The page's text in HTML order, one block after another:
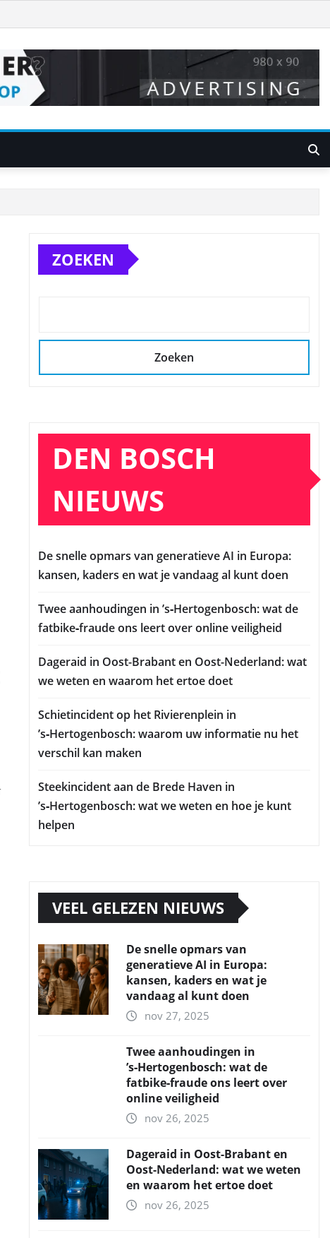
ZOEKEN
Zoeken
DEN BOSCH
NIEUWS
De snelle opmars van generatieve AI in Europa:
kansen, kaders en wat je vandaag al kunt doen
Twee aanhoudingen in ’s‑Hertogenbosch: wat de
fatbike‑fraude ons leert over online veiligheid
Dageraid in Oost-Brabant en Oost-Nederland: wat
we weten en waarom het ertoe doet
Schietincident op het Rivierenplein in
’s‑Hertogenbosch: waarom uw informatie nu het
verschil kan maken
Steekincident aan de Brede Haven in
’s‑Hertogenbosch: wat we weten en hoe je kunt
helpen
VEEL GELEZEN NIEUWS
De snelle opmars van
generatieve AI in Europa:
kansen, kaders en wat je
vandaag al kunt doen
nov 27, 2025
Twee aanhoudingen in
’s‑Hertogenbosch: wat de
fatbike‑fraude ons leert over
online veiligheid
nov 26, 2025
Dageraid in Oost-Brabant en
Oost-Nederland: wat we weten
en waarom het ertoe doet
nov 26, 2025